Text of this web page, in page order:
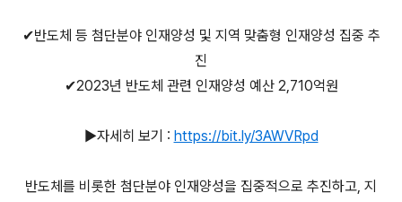
✔반도체 등 첨단분야 인재양성 및 지역 맞춤형 인재양성 집중 추
진
✔2023년 반도체 관련 인재양성 예산 2,710억원
▶자세히 보기 : https://bit.ly/3AWVRpd
반도체를 비롯한 첨단분야 인재양성을 집중적으로 추진하고, 지